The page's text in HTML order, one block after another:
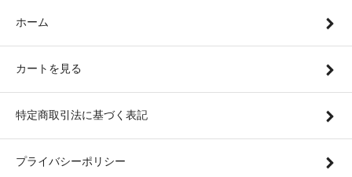
ホーム
カートを見る
特定商取引法に基づく表記
プライバシーポリシー